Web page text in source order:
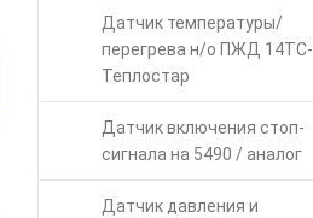
Датчик температуры/
перегрева н/о ПЖД
Теплостар
Датчик включения стоп-
сигнала на 5490 / аналог
Датчик давления и